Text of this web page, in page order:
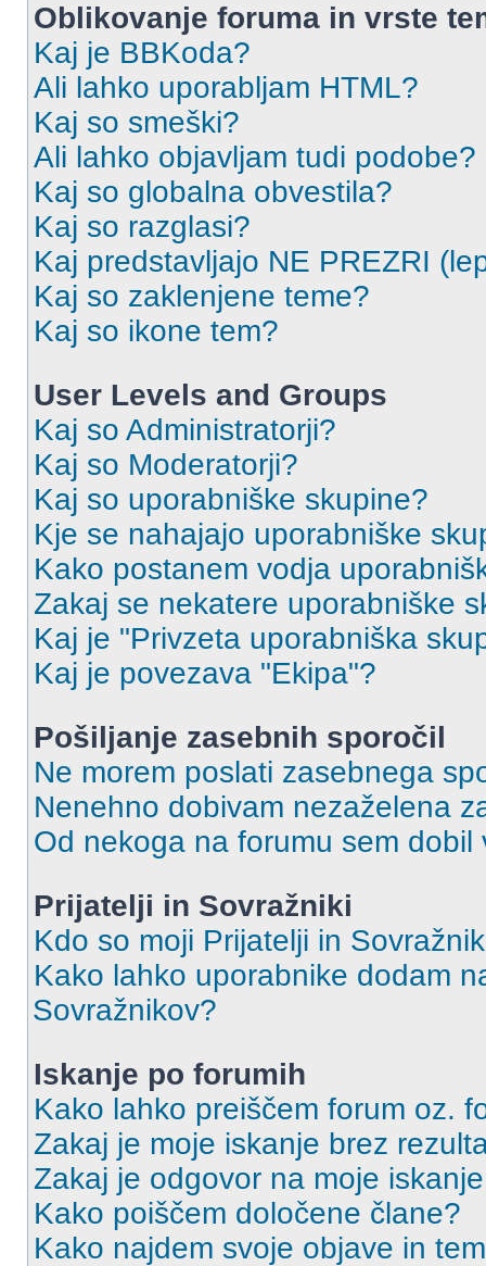
Oblikovanje foruma in vrste
Kaj je BBKoda?
Ali lahko uporabljam HTML?
Kaj so smeški?
Ali lahko objavljam tudi podobe?
Kaj so globalna obvestila?
Kaj so razglasi?
Kaj predstavljajo NE PREZRI
Kaj so zaklenjene teme?
Kaj so ikone tem?
User Levels and Groups
Kaj so Administratorji?
Kaj so Moderatorji?
Kaj so uporabniške skupine?
Kje se nahajajo uporabniške
Kako postanem vodja
Zakaj se nekatere uporabniške
Kaj je "Privzeta uporabniška
Kaj je povezava "Ekipa"?
Pošiljanje zasebnih sporočil
Ne morem poslati zasebnega
Nenehno dobivam nezaželena
Od nekoga na forumu sem
Prijatelji in Sovražniki
Kdo so moji Prijatelji in
Kako lahko uporabnike dodam
Sovražnikov?
Iskanje po forumih
Kako lahko preiščem forum oz.
Zakaj je moje iskanje brez
Zakaj je odgovor na moje
Kako poiščem določene člane?
Kako najdem svoje objave in